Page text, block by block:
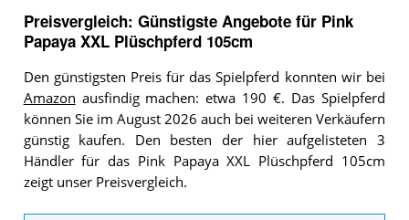
Preisvergleich: Günstigste Angebote für Pink
Papaya XXL Plüschpferd 105cm
Den günstigsten Preis für das Spielpferd konnten wir bei
Amazon ausfindig machen: etwa 190 €. Das Spielpferd
können Sie im August 2026 auch bei weiteren Verkäufern
günstig kaufen. Den besten der hier aufgelisteten 3
Händler für das Pink Papaya XXL Plüschpferd 105cm
zeigt unser Preisvergleich.